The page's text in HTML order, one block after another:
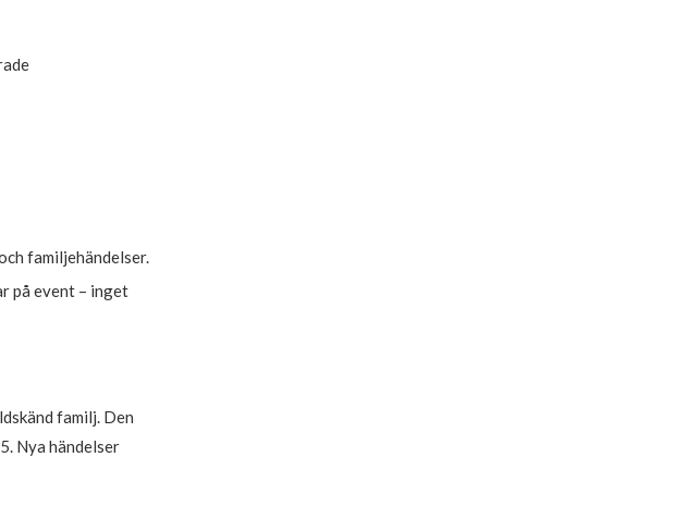
familjehändelser.
på event – inget
familj. Den
Nya händelser